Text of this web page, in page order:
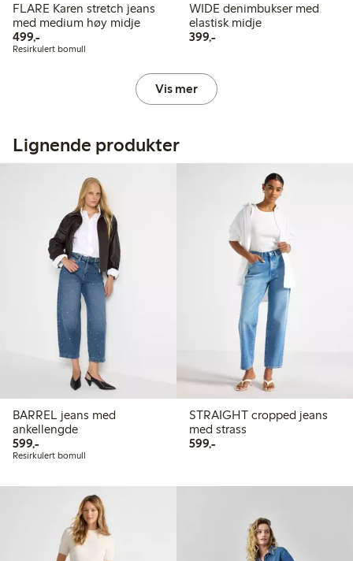
FLARE Karen stretch jeans
med medium høy midje
499,-499,00 kr
Resirkulert bomull
WIDE denimbukser med
elastisk midje
399,-399,00 kr
Vis mer
Lignende produkter
BARREL jeans med
ankellengde
599,-599,00 kr
Resirkulert bomull
STRAIGHT cropped jeans
med strass
599,-599,00 kr